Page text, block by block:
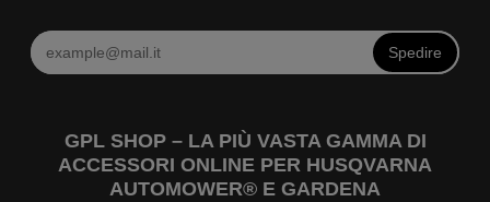
Spedire
GPL SHOP – LA PIÙ VASTA GAMMA DI
ACCESSORI ONLINE PER HUSQVARNA
AUTOMOWER® E GARDENA